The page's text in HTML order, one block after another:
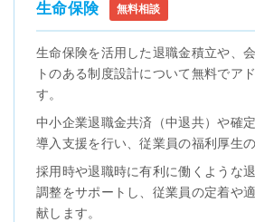
生命保険 無料相談
生命保険を活用した退職金積立や、
トのある制度設計について無料でア
す。
中小企業退職金共済（中退共）や確
導入支援を行い、従業員の福利厚生
採用時や退職時に有利に働くような
調整をサポートし、従業員の定着や
献します。